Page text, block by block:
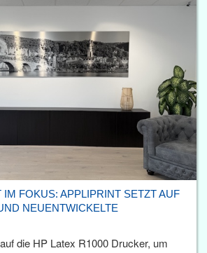
IM FOKUS: APPLIPRINT SETZT AUF
NEUENTWICKELTE
die HP Latex R1000 Drucker, um